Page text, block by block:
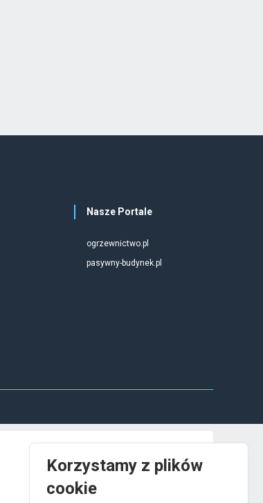
Nasze Portale
ogrzewnictwo.pl
pasywny-budynek.pl
Korzystamy z plików
cookie